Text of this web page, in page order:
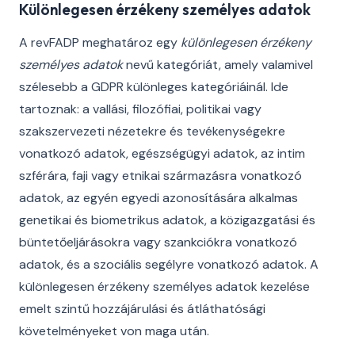
Különlegesen érzékeny személyes adatok
A revFADP meghatároz egy különlegesen érzékeny
személyes adatoknevű kategóriát, amely valamivel
szélesebb a GDPR különleges kategóriáinál. Ide
tartoznak: a vallási, filozófiai, politikai vagy
szakszervezeti nézetekre és tevékenységekre
vonatkozó adatok, egészségügyi adatok, az intim
szférára, faji vagy etnikai származásra vonatkozó
adatok, az egyén egyedi azonosítására alkalmas
genetikai és biometrikus adatok, a közigazgatási és
büntetőeljárásokra vagy szankciókra vonatkozó
adatok, és a szociális segélyre vonatkozó adatok. A
különlegesen érzékeny személyes adatok kezelése
emelt szintű hozzájárulási és átláthatósági
követelményeket von maga után.